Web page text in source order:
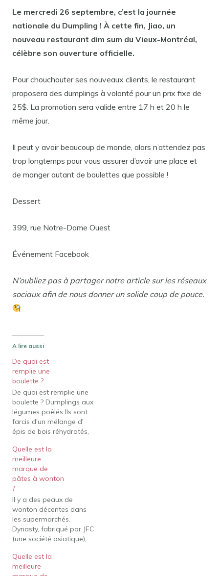
Le mercredi 26 septembre, c’est la journée
nationale du Dumpling ! À cette fin, Jiao, un
nouveau restaurant dim sum du Vieux-Montréal,
célèbre son ouverture officielle.
Pour chouchouter ses nouveaux clients, le restaurant
proposera des dumplings à volonté pour un prix fixe de
25$. La promotion sera valide entre 17 h et 20 h le
même jour.
Il peut y avoir beaucoup de monde, alors n’attendez pas
trop longtemps pour vous assurer d’avoir une place et
de manger autant de boulettes que possible !
Dessert
399, rue Notre-Dame Ouest
Événement Facebook
N’oubliez pas à partager notre article sur les réseaux
sociaux afin de nous donner un solide coup de pouce.
A lire aussi
De quoi est
remplie une
boulette ?
De quoi est remplie une
boulette ? Dumplings aux
légumes poêlés Ils sont
farcis d'un mélange d'
épis de bois réhydratés,
tofu aux cinq épices et
de seitan, aromatisés à
l'huile de sésame, à la
sauce soja et à l'oignon
vert. Les faire frire à…
Quelle est la
meilleure
marque de
pâtes à wonton
?
Il y a des peaux de
wonton décentes dans
les supermarchés.
Dynasty, fabriqué par JFC
(une société asiatique),
Certains épiciers vendent
Azumaya mais j'ai
Quelle est la
meilleure